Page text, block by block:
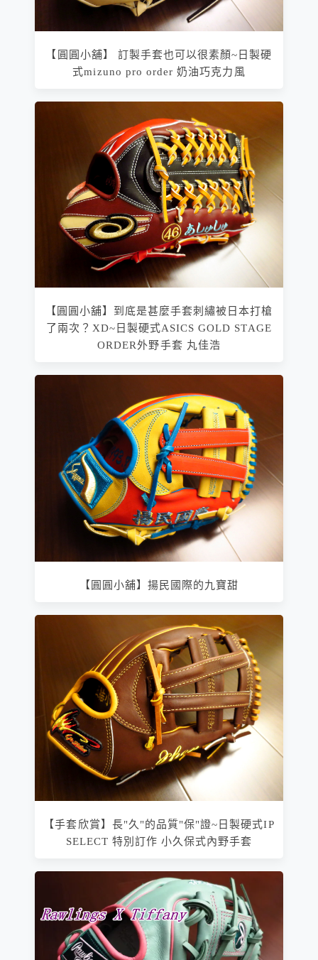
【圓圓小舖】 訂製手套也可以很素顏~日製硬
式mizuno pro order 奶油巧克力風
【圓圓小舖】到底是甚麼手套刺繡被日本打槍
了兩次？XD~日製硬式ASICS GOLD STAGE
ORDER外野手套 丸佳浩
【圓圓小舖】揚民國際的九寶甜
【手套欣賞】長"久"的品質"保"證~日製硬式IP
SELECT 特別訂作 小久保式內野手套